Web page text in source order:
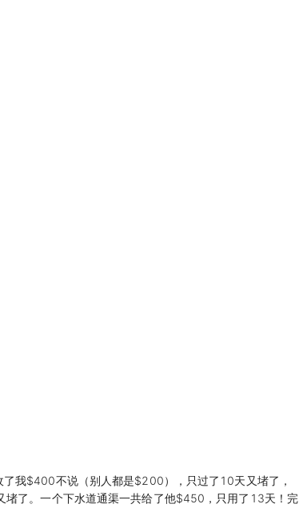
我$400不说（别人都是$200），只过了10天又堵了，
了。一个下水道通渠一共给了他$450，只用了13天！完